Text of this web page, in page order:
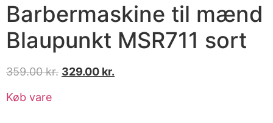
Barbermaskine til mænd
Blaupunkt MSR711 sort
359.00kr. 329.00 kr.
Køb vare